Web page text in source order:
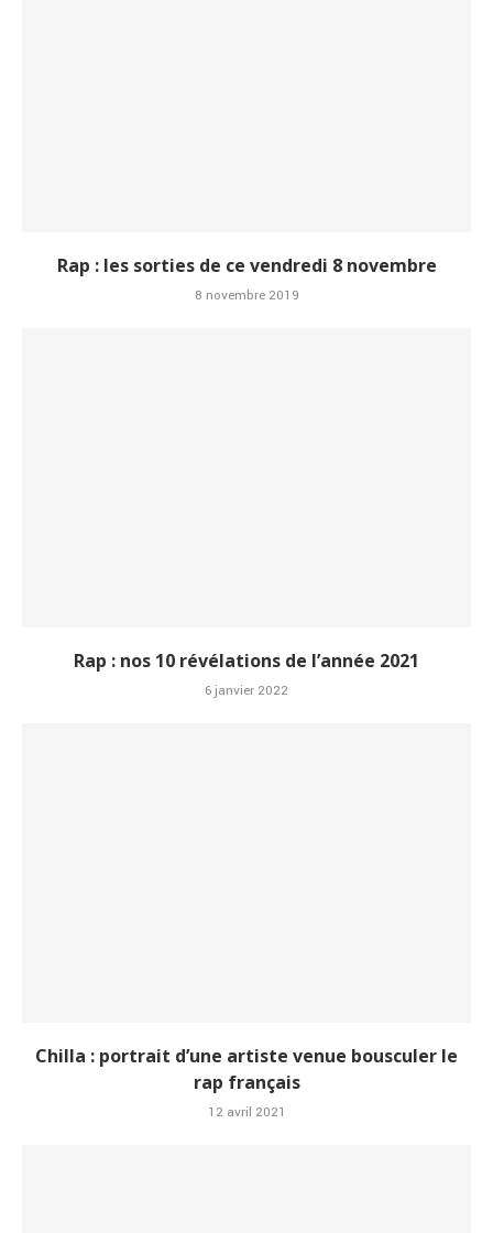
Rap : les sorties de ce vendredi 8 novembre
8 novembre 2019
Rap : nos 10 révélations de l’année 2021
6 janvier 2022
Chilla : portrait d’une artiste venue bousculer le
rap français
12 avril 2021